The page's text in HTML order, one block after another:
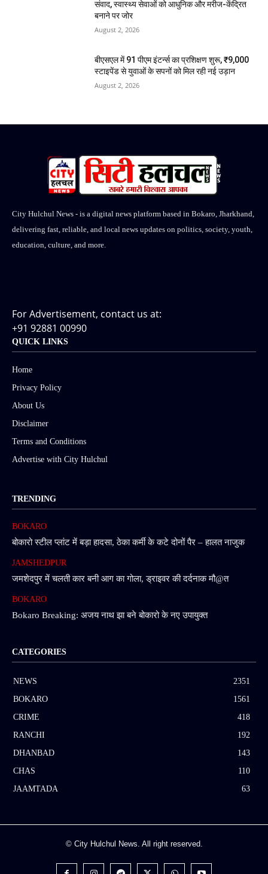
संवाद, स्वास्थ्य सेवाओं को आधुनिक और मरीज-केंद्रित
बनाने पर जोर
August 2, 2026
बीएसएल में 91 पीएम इंटर्न्स का प्रशिक्षण शुरू, ₹9,000
स्टाइपेंड से युवाओं के सपनों को मिल रही नई उड़ान
August 2, 2026
City Hulchul News - is a digital news platform based in Bokaro, Jharkhand,
delivering fast, reliable, and local news updates on politics, society, youth,
education, culture, and more.
For Advertisement, contact us at:
+91 92881 00990
QUICK LINKS
Home
Privacy Policy
About Us
Disclaimer
Terms and Conditions
Advertise with City Hulchul
TRENDING
BOKARO
बोकारो स्टील प्लांट में बड़ा हादसा, ठेका कर्मी के कटे दोनों पैर – हालत नाजुक
JAMSHEDPUR
जमशेदपुर में चलती कार बनी आग का गोला, ड्राइवर की दर्दनाक मौ@त
BOKARO
Bokaro Breaking: अजय नाथ झा बने बोकारो के नए उपायुक्त
CATEGORIES
NEWS
2351
BOKARO
1561
CRIME
418
RANCHI
192
DHANBAD
143
CHAS
110
JAAMTADA
63
© City Hulchul News. All right reserved.